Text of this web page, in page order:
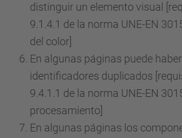
distinguir un elemento visual
9.1.4.1 de la norma UNE-EN
del color]
En algunas páginas puede
identificadores duplicados
9.4.1.1 de la norma UNE-EN
procesamiento]
En algunas páginas los